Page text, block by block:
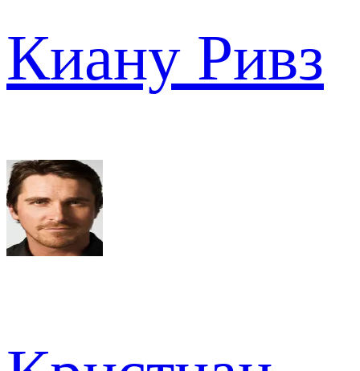
Киану Ривз